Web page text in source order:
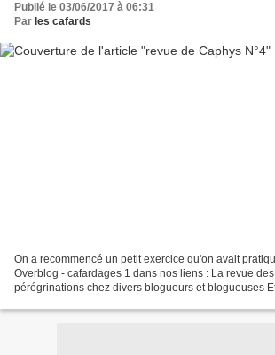
Publié le 03/06/2017 à 06:31
Par les cafards
On a recommencé un petit exercice qu'on avait
Overblog - cafardages 1 dans nos liens : La revue
pérégrinations chez divers blogueurs et blogueuses